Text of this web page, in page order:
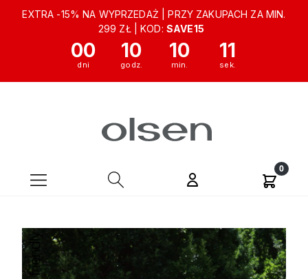
EXTRA -15% NA WYPRZEDAŻ | PRZY ZAKUPACH ZA MIN.
299 ZŁ | KOD: SAVE15
00 10 10 10